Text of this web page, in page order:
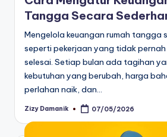
Tangga Secara
Mengelola keuangan rumah tangga
seperti pekerjaan yang tidak
selesai. Setiap bulan ada tagihan
kebutuhan yang berubah, harga
perlahan naik, dan…
Posted
Zizy Damanik 07/05/2026